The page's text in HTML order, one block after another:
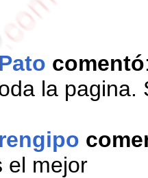
Pato comentó
la pagina.
rengipo
el mejor